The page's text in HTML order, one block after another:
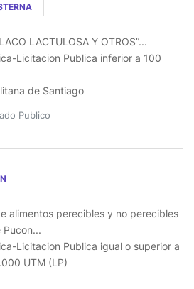
LACTULOSA Y OTROS”...
Licitacion Publica inferior a 100
de Santiago
Publico
alimentos perecibles y no perecibles
Licitacion Publica igual o superior a
UTM (LP)